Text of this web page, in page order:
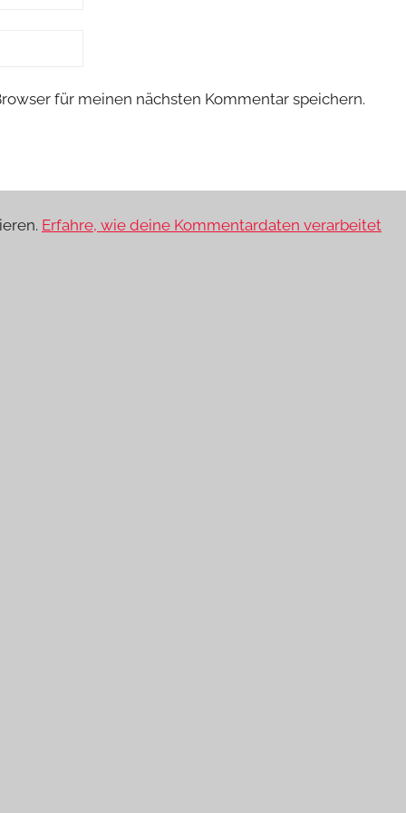
für meinen nächsten Kommentar speichern.
Erfahre, wie deine Kommentardaten verarbeitet